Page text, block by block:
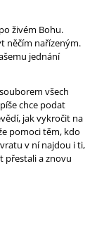
živém Bohu.
něčím nařízeným.
jednání
všech
chce podat
jak vykročit na
pomoci těm, kdo
v ní najdou i ti,
přestali a znovu